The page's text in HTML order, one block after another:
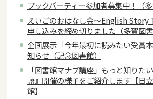
ブックパーティー参加者募集中！（多
えいごのおはなし会～English
申し込みを締め切りました（多賀図書
企画展示「今年最初に読みたい受賞
知らせ（記念図書館）
「図書館マナブ講座」もっと知りた
語』開催の様子をご紹介します【日
館】